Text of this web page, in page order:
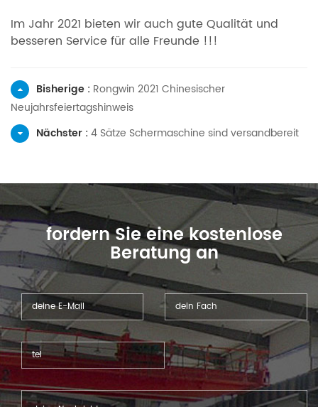
Im Jahr 2021 bieten wir auch gute Qualität und
besseren Service für alle Freunde !!!
Bisherige : Rongwin 2021 Chinesischer
Neujahrsfeiertagshinweis
Nächster :4 Sätze Schermaschine sind versandbereit
fordern Sie eine kostenlose
Beratung an